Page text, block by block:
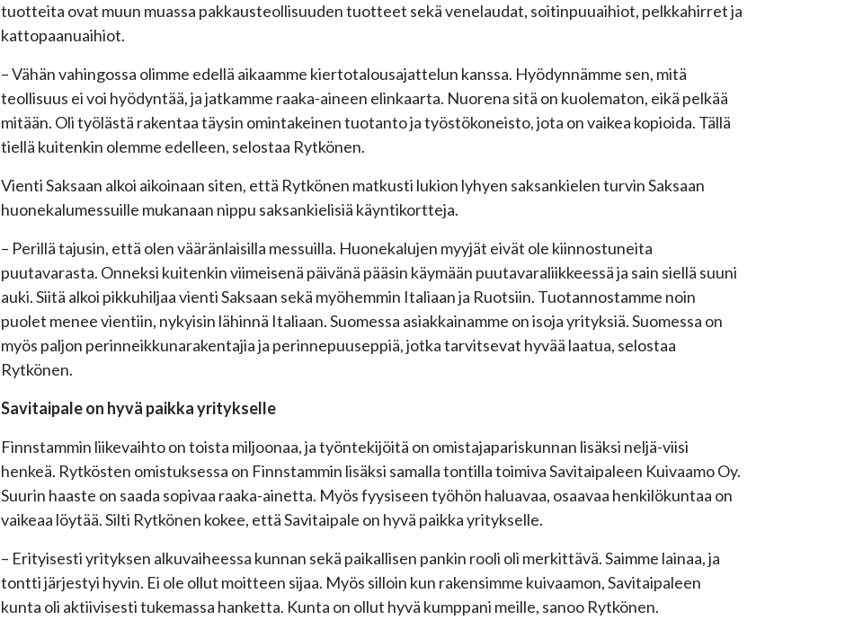
tuotteita ovat muun muassa pakkausteollisuuden tuotteet sekä venelaudat, soitinpuuaihiot, pelkkahirret ja
kattopaanuaihiot.
– Vähän vahingossa olimme edellä aikaamme kiertotalousajattelun kanssa. Hyödynnämme sen, mitä
teollisuus ei voi hyödyntää, ja jatkamme raaka-aineen elinkaarta. Nuorena sitä on kuolematon, eikä pelkää
mitään. Oli työlästä rakentaa täysin omintakeinen tuotanto ja työstökoneisto, jota on vaikea kopioida. Tällä
tiellä kuitenkin olemme edelleen, selostaa Rytkönen.
Vienti Saksaan alkoi aikoinaan siten, että Rytkönen matkusti lukion lyhyen saksankielen turvin Saksaan
huonekalumessuille mukanaan nippu saksankielisiä käyntikortteja.
– Perillä tajusin, että olen vääränlaisilla messuilla. Huonekalujen myyjät eivät ole kiinnostuneita
puutavarasta. Onneksi kuitenkin viimeisenä päivänä pääsin käymään puutavaraliikkeessä ja sain siellä suuni
auki. Siitä alkoi pikkuhiljaa vienti Saksaan sekä myöhemmin Italiaan ja Ruotsiin. Tuotannostamme noin
puolet menee vientiin, nykyisin lähinnä Italiaan. Suomessa asiakkainamme on isoja yrityksiä. Suomessa on
myös paljon perinneikkunarakentajia ja perinnepuuseppiä, jotka tarvitsevat hyvää laatua, selostaa
Rytkönen.
Savitaipale on hyvä paikka yritykselle
Finnstammin liikevaihto on toista miljoonaa, ja työntekijöitä on omistajapariskunnan lisäksi neljä-viisi
henkeä. Rytkösten omistuksessa on Finnstammin lisäksi samalla tontilla toimiva Savitaipaleen Kuivaamo Oy.
Suurin haaste on saada sopivaa raaka-ainetta. Myös fyysiseen työhön haluavaa, osaavaa henkilökuntaa on
vaikeaa löytää. Silti Rytkönen kokee, että Savitaipale on hyvä paikka yritykselle.
– Erityisesti yrityksen alkuvaiheessa kunnan sekä paikallisen pankin rooli oli merkittävä. Saimme lainaa, ja
tontti järjestyi hyvin. Ei ole ollut moitteen sijaa. Myös silloin kun rakensimme kuivaamon, Savitaipaleen
kunta oli aktiivisesti tukemassa hanketta. Kunta on ollut hyvä kumppani meille, sanoo Rytkönen.